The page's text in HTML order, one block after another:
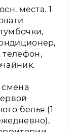
места. 1
телефон,
белья (1